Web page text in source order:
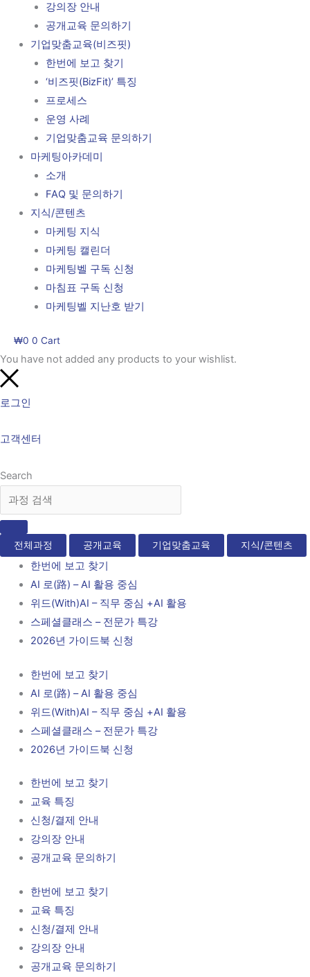
강의장 안내
공개교육 문의하기
기업맞춤교육(비즈핏)
한번에 보고 찾기
‘비즈핏(BizFit)’ 특징
프로세스
운영 사례
기업맞춤교육 문의하기
마케팅아카데미
소개
FAQ 및 문의하기
지식/콘텐츠
마케팅 지식
마케팅 캘린더
마케팅벨 구독 신청
마침표 구독 신청
마케팅벨 지난호 받기
₩0 0 Cart
You have not added any products to your wishlist.
로그인
고객센터
Search
전체과정 공개교육 기업맞춤교육 지식/콘텐츠
한번에 보고 찾기
AI 로(路) – AI 활용 중심
위드(With)AI – 직무 중심 +AI 활용
스페셜클래스 – 전문가 특강
2026년 가이드북 신청
한번에 보고 찾기
AI 로(路) – AI 활용 중심
위드(With)AI – 직무 중심 +AI 활용
스페셜클래스 – 전문가 특강
2026년 가이드북 신청
한번에 보고 찾기
교육 특징
신청/결제 안내
강의장 안내
공개교육 문의하기
한번에 보고 찾기
교육 특징
신청/결제 안내
강의장 안내
공개교육 문의하기